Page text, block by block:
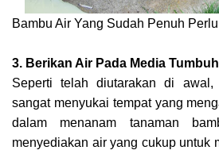
Bambu Air Yang Sudah Penuh
3. Berikan Air Pada Media Tumbuh
Seperti telah diutarakan di awal,
sangat menyukai tempat yang
dalam menanam tanaman
menyediakan air yang cukup untuk